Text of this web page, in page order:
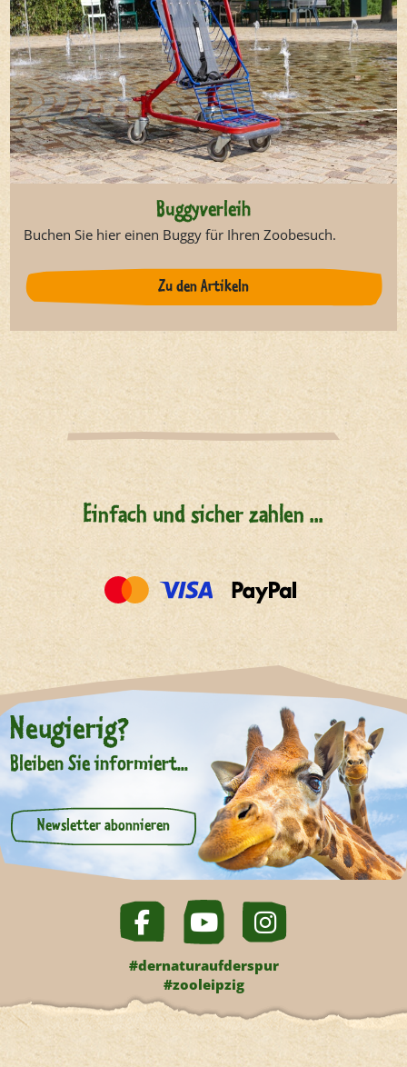
Buggyverleih
Buchen Sie hier einen Buggy für Ihren Zoobesuch.
Zu den Artikeln
Einfach und sicher zahlen ...
Neugierig?
Bleiben Sie informiert...
Newsletter abonnieren
#dernaturaufderspur
#zooleipzig